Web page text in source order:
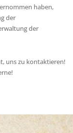
haben,
der
der
uns zu kontaktieren!